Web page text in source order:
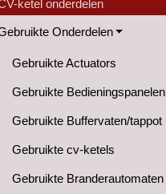
ketel onderdelen
Onderdelen
Gebruikte Actuators
Gebruikte Bedieningspanelen
Gebruikte Buffervaten/tappot
Gebruikte cv-ketels
Gebruikte Branderautomaten